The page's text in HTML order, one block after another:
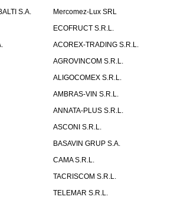
S.A.
Mercomez-Lux SRL
ECOFRUCT S.R.L.
ACOREX-TRADING S.R.L.
AGROVINCOM S.R.L.
ALIGOCOMEX S.R.L.
AMBRAS-VIN S.R.L.
ANNATA-PLUS S.R.L.
ASCONI S.R.L.
BASAVIN GRUP S.A.
CAMA S.R.L.
TACRISCOM S.R.L.
TELEMAR S.R.L.